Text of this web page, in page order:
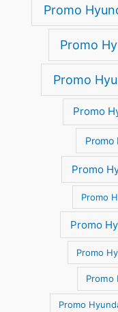
Promo
Promo
Promo
Promo
Promo
Promo
Promo
Promo
Promo
Promo
Promo